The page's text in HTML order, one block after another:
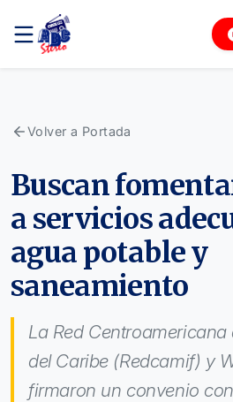
Volver a Portada
Buscan
a servicios
agua potable y
saneamiento
La Red
del Caribe (Redcamif) y
firmaron un convenio